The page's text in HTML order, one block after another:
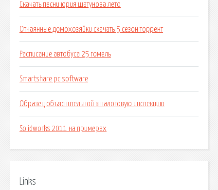
Скачать песни юрия шатунова лето
Отчаянные домохозяйки скачать 5 сезон торрент
Расписание автобуса 25 гомель
Smartshare pc software
Образец объяснительной в налоговую инспекцию
Solidworks 2011 на примерах
Links